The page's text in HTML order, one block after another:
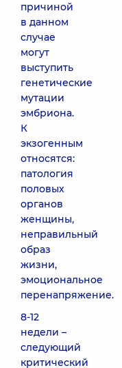
причиной
в данном
случае
могут
выступить
генетические
мутации
эмбриона.
К
экзогенным
относятся:
патология
половых
органов
женщины,
неправильный
образ
жизни,
эмоциональное
перенапряжение.
8-12
недели –
следующий
критический